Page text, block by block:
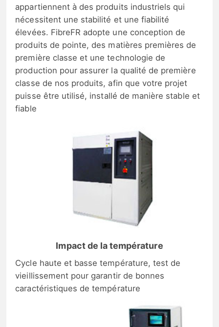
appartiennent à des produits industriels qui
nécessitent une stabilité et une fiabilité
élevées. FibreFR adopte une conception de
produits de pointe, des matières premières de
première classe et une technologie de
production pour assurer la qualité de première
classe de nos produits, afin que votre projet
puisse être utilisé, installé de manière stable et
fiable
Impact de la température
Cycle haute et basse température, test de
vieillissement pour garantir de bonnes
caractéristiques de température